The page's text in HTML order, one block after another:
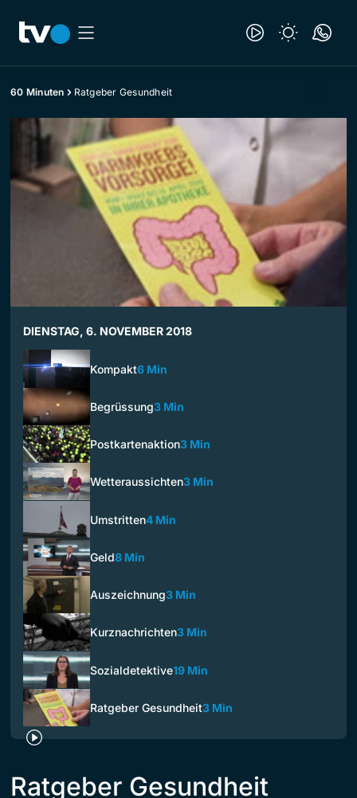
60 Minuten Ratgeber Gesundheit
DIENSTAG, 6. NOVEMBER 2018
Kompakt6 Min
Begrüssung3 Min
Postkartenaktion3 Min
Wetteraussichten3 Min
Umstritten4 Min
Geld8 Min
Auszeichnung3 Min
Kurznachrichten3 Min
Sozialdetektive19 Min
Ratgeber Gesundheit3 Min
Ratgeber Gesundheit